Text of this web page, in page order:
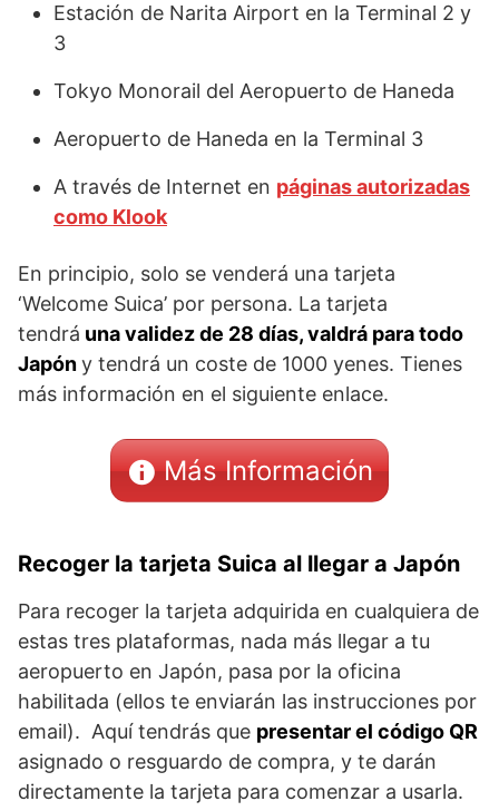
Estación de Narita Airport en la Terminal 2 y
3
Tokyo Monorail del Aeropuerto de Haneda
Aeropuerto de Haneda en la Terminal 3
A través de Internet en páginas autorizadas
como Klook
En principio, solo se venderá una tarjeta
‘Welcome Suica’ por persona. La tarjeta
tendrá una validez de 28 días, valdrá para todo
Japóny tendrá un coste de 1000 yenes. Tienes
más información en el siguiente enlace.
Más Información
Recoger la tarjeta Suica al llegar a Japón
Para recoger la tarjeta adquirida en cualquiera de
estas tres plataformas, nada más llegar a tu
aeropuerto en Japón, pasa por la oficina
habilitada (ellos te enviarán las instrucciones por
email). Aquí tendrás que presentar el código QR
asignado o resguardo de compra, y te darán
directamente la tarjeta para comenzar a usarla.